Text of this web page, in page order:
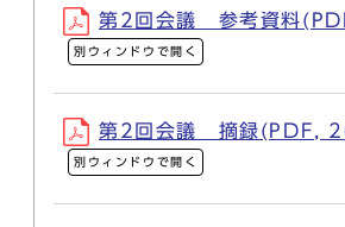
第2回会議 参考資料
別ウィンドウで開く
第2回会議 摘録(PDF,
別ウィンドウで開く